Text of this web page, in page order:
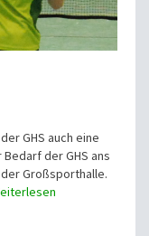
GHS auch eine
der GHS ans
Großsporthalle.